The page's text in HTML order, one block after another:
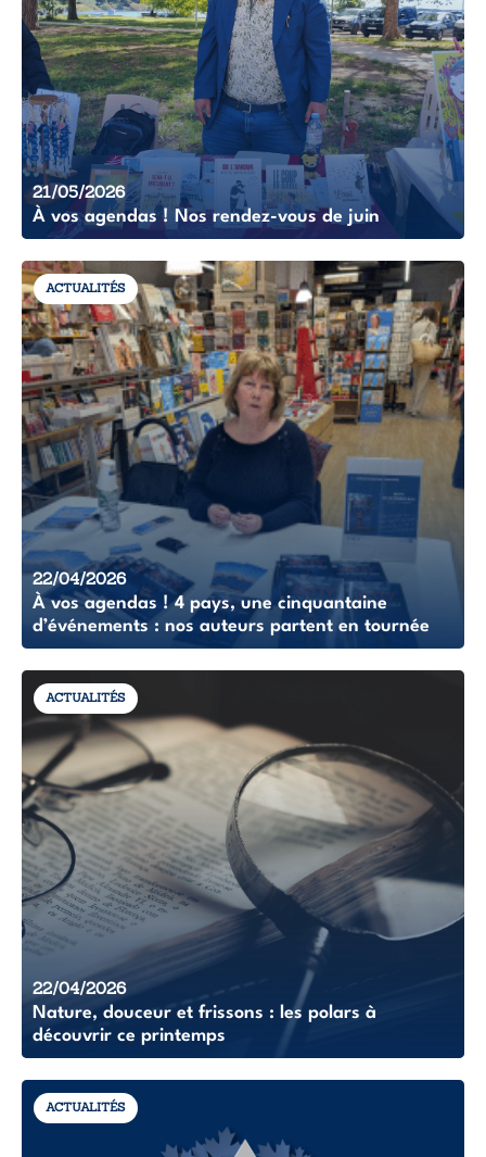
21/05/2026
À vos agendas ! Nos rendez-vous de juin
ACTUALITÉS
22/04/2026
À vos agendas ! 4 pays, une cinquantaine
d’événements : nos auteurs partent en tournée
ACTUALITÉS
22/04/2026
Nature, douceur et frissons : les polars à
découvrir ce printemps
ACTUALITÉS